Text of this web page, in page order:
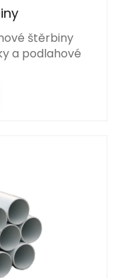
štěrbiny
a podlahové